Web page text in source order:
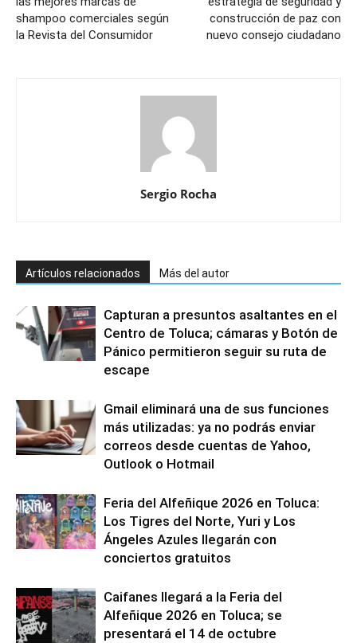
shampoo comerciales según
la Revista del Consumidor
construcción de paz con
nuevo consejo ciudadano
Sergio Rocha
Artículos relacionados Más del autor
Capturan a presuntos asaltantes en el
Centro de Toluca; cámaras y Botón de
Pánico permitieron seguir su ruta de
escape
Gmail eliminará una de sus funciones
más utilizadas: ya no podrás enviar
correos desde cuentas de Yahoo,
Outlook o Hotmail
Feria del Alfeñique 2026 en Toluca:
Los Tigres del Norte, Yuri y Los
Ángeles Azules llegarán con
conciertos gratuitos
Caifanes llegará a la Feria del
Alfeñique 2026 en Toluca; se
presentará el 14 de octubre